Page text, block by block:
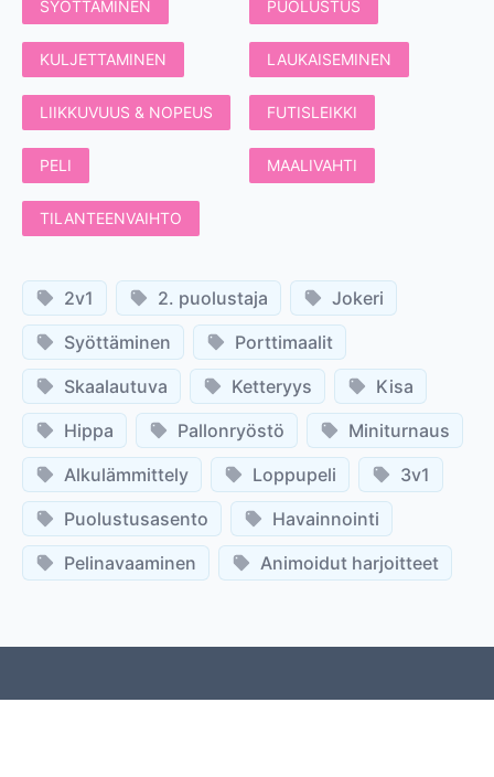
SYÖTTÄMINEN PUOLUSTUS
KULJETTAMINEN LAUKAISEMINEN
LIIKKUVUUS & NOPEUS FUTISLEIKKI
PELI MAALIVAHTI
TILANTEENVAIHTO
2v1 2. puolustaja
Jokeri
Syöttäminen
Porttimaalit
Skaalautuva
Ketteryys
Kisa
Hippa
Pallonryöstö
Miniturnaus
Alkulämmittely
Loppupeli
3v1
Puolustusasento
Havainnointi
Pelinavaaminen
Animoidut harjoitteet